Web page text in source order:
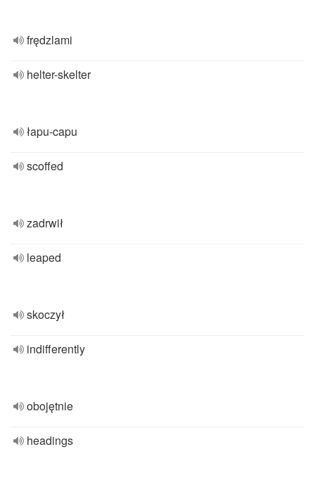
frędzlami
helter-skelter
łapu-capu
scoffed
zadrwił
leaped
skoczył
indifferently
obojętnie
headings